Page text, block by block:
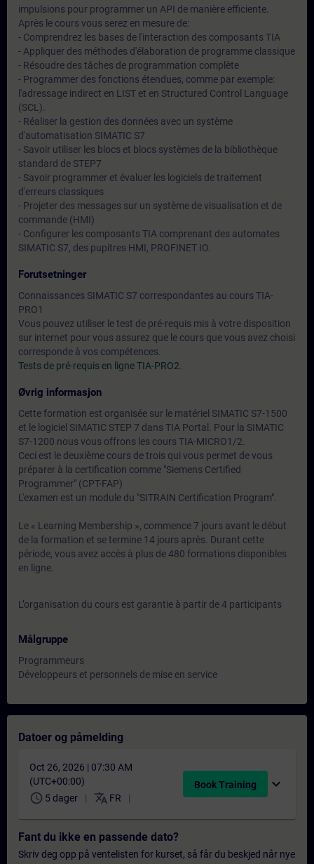
impulsions pour programmer un API de manière efficiente.
Après le cours vous serez en mesure de:
- Comprendrez les bases de l'interaction des composants TIA
- Appliquer des méthodes d'élaboration de programme classique
- Résoudre des tâches de programmation complète
- Programmer des fonctions étendues, comme par exemple:
l'adressage indirect en LIST et en Structured Control Language
(SCL).
- Réaliser la gestion des données avec un système
d'automatisation SIMATIC S7
- Savoir utiliser les blocs et blocs systèmes de la bibliothèque
standard de STEP7
- Savoir programmer et évaluer les logiciels de traitement
d'erreurs classiques
- Projeter des messages sur un système de visualisation et de
commande (HMI)
- Configurer les composants TIA comprenant des automates
SIMATIC S7, des pupitres HMI, PROFINET IO.
Forutsetninger
Connaissances SIMATIC S7 correspondantes au cours TIA-
PRO1
Vous pouvez utiliser le test de pré-requis mis à votre disposition
sur internet pour vous assurez que le cours que vous avez choisi
corresponde à vos compétences.
Tests de pré-requis en ligne TIA-PRO2
Øvrig informasjon
Cette formation est organisée sur le matériel SIMATIC S7-1500
et le logiciel SIMATIC STEP 7 dans TIA Portal. Pour la SIMATIC
S7-1200 nous vous offrons les cours TIA-MICRO1/2.
Ceci est le deuxième cours de trois qui vous permet de vous
préparer à la certification comme "Siemens Certified
Programmer" (CPT-FAP)
L'examen est un module du "SITRAIN Certification Program".
Le « Learning Membership », commence 7 jours avant le début
de la formation et se termine 14 jours après. Durant cette
période, vous avez accès à plus de 480 formations disponibles
en ligne.
L’organisation du cours est garantie à partir de 4 participants
Målgruppe
Programmeurs
Développeurs et personnels de mise en service
Datoer og påmelding
Oct 26, 2026 | 07:30 AM
(UTC+00:00)
schedule 5 dager translate FR
Book Training expand_more
Fant du ikke en passende dato?
Skriv deg opp på ventelisten for kurset, så får du beskjed når nye